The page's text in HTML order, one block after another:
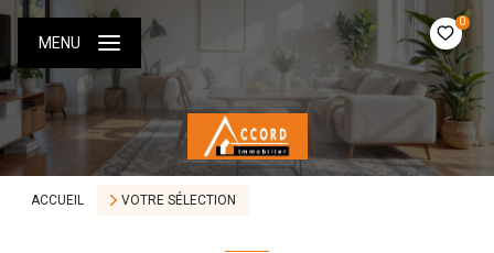
0
MENU
ACCUEIL VOTRE SÉLECTION